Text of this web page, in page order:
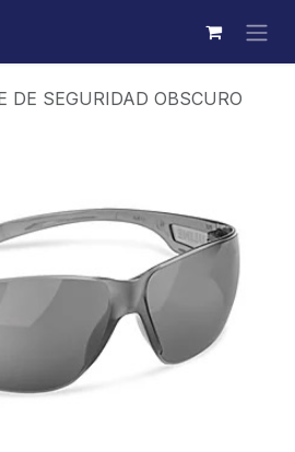
DE SEGURIDAD OBSCURO